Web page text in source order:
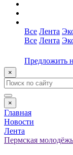
Все Лента
Все Лента
Предложить
×
×
Главная
Новости
Лента
Пермская